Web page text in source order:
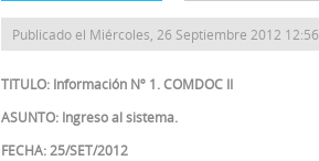
Publicado el Miércoles, 26 Septiembre 2012 12:56
TITULO: Información Nº 1. COMDOC II
ASUNTO: Ingreso al sistema.
FECHA: 25/SET/2012